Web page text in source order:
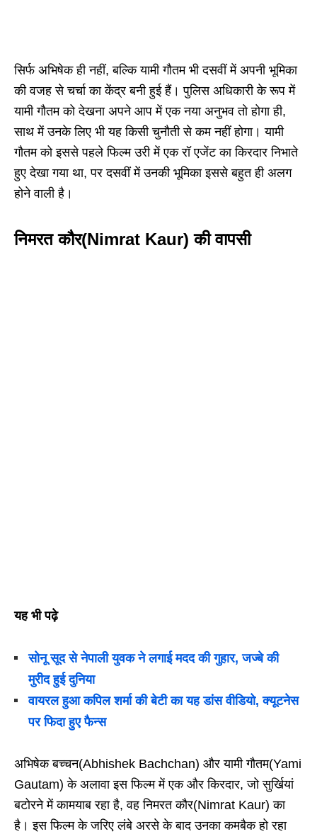
सिर्फ अभिषेक ही नहीं, बल्कि यामी गौतम भी दसवीं में अपनी भूमिका
की वजह से चर्चा का केंद्र बनी हुई हैं। पुलिस अधिकारी के रूप में
यामी गौतम को देखना अपने आप में एक नया अनुभव तो होगा ही,
साथ में उनके लिए भी यह किसी चुनौती से कम नहीं होगा। यामी
गौतम को इससे पहले फिल्म उरी में एक रॉ एजेंट का किरदार निभाते
हुए देखा गया था, पर दसवीं में उनकी भूमिका इससे बहुत ही अलग
होने वाली है।
निमरत कौर(Nimrat Kaur) की वापसी
यह भी पढ़े
सोनू सूद से नेपाली युवक ने लगाई मदद की गुहार, जज्बे की
मुरीद हुई दुनिया
वायरल हुआ कपिल शर्मा की बेटी का यह डांस वीडियो, क्यूटनेस
पर फिदा हुए फैन्स
अभिषेक बच्चन(Abhishek Bachchan) और यामी गौतम(Yami
Gautam) के अलावा इस फिल्म में एक और किरदार, जो सुर्खियां
बटोरने में कामयाब रहा है, वह निमरत कौर(Nimrat Kaur) का
है। इस फिल्म के जरिए लंबे अरसे के बाद उनका कमबैक हो रहा